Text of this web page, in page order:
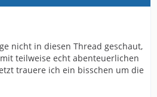
nicht in diesen Thread geschaut,
teilweise echt abenteuerlichen
trauere ich ein bisschen um die